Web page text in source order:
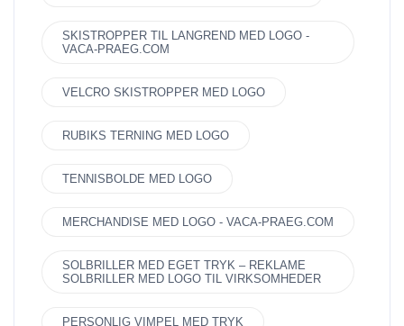
SKISTROPPER TIL LANGREND MED LOGO -
VACA-PRAEG.COM
VELCRO SKISTROPPER MED LOGO
RUBIKS TERNING MED LOGO
TENNISBOLDE MED LOGO
MERCHANDISE MED LOGO - VACA-PRAEG.COM
SOLBRILLER MED EGET TRYK – REKLAME
SOLBRILLER MED LOGO TIL VIRKSOMHEDER
PERSONLIG VIMPEL MED TRYK